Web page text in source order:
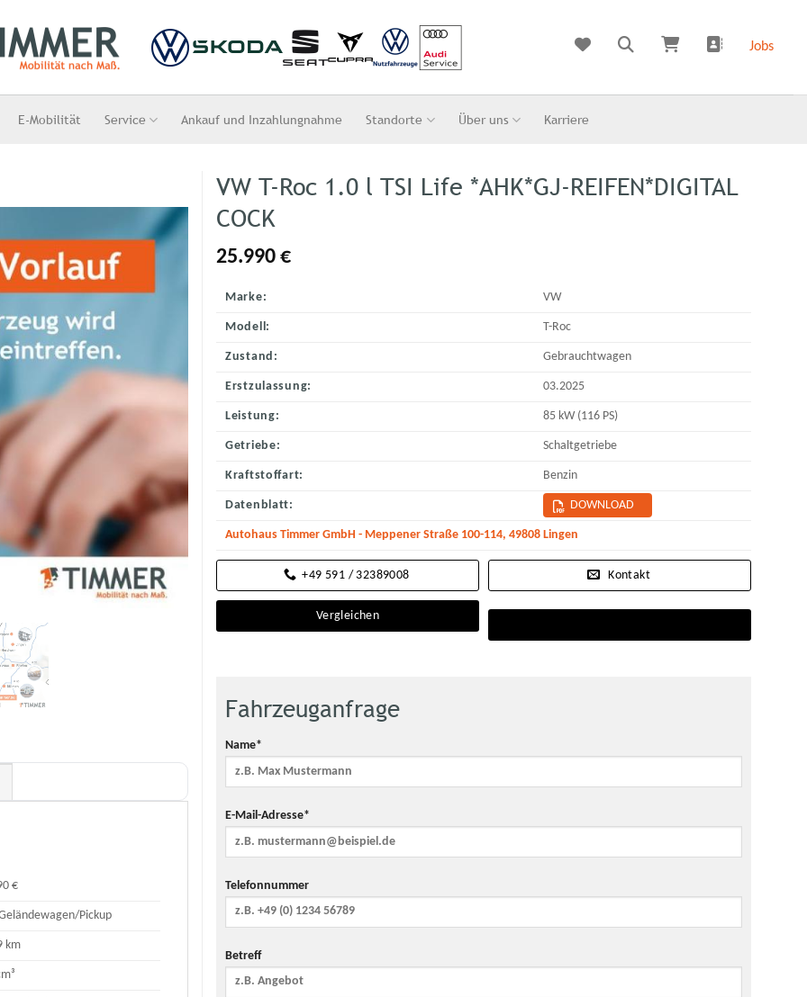
Jobs
E-Mobilität Service Ankauf und Inzahlungnahme Standorte Über uns Karriere
€
Pickup
km
VW T-Roc 1.0 l TSI Life *AHK*GJ-REIFEN*DIGITAL
COCK
25.990 €
Marke: VW
Modell: T-Roc
Zustand: Gebrauchtwagen
Erstzulassung: 03.2025
Leistung: 85 kW (116 PS)
Getriebe: Schaltgetriebe
Kraftstoffart: Benzin
Datenblatt: DOWNLOAD
Autohaus Timmer GmbH - Meppener Straße 100-114, 49808 Lingen
+49 591 / 32389008 Kontakt
Vergleichen
Fahrzeuganfrage
Name*
E-Mail-Adresse*
Telefonnummer
Betreff